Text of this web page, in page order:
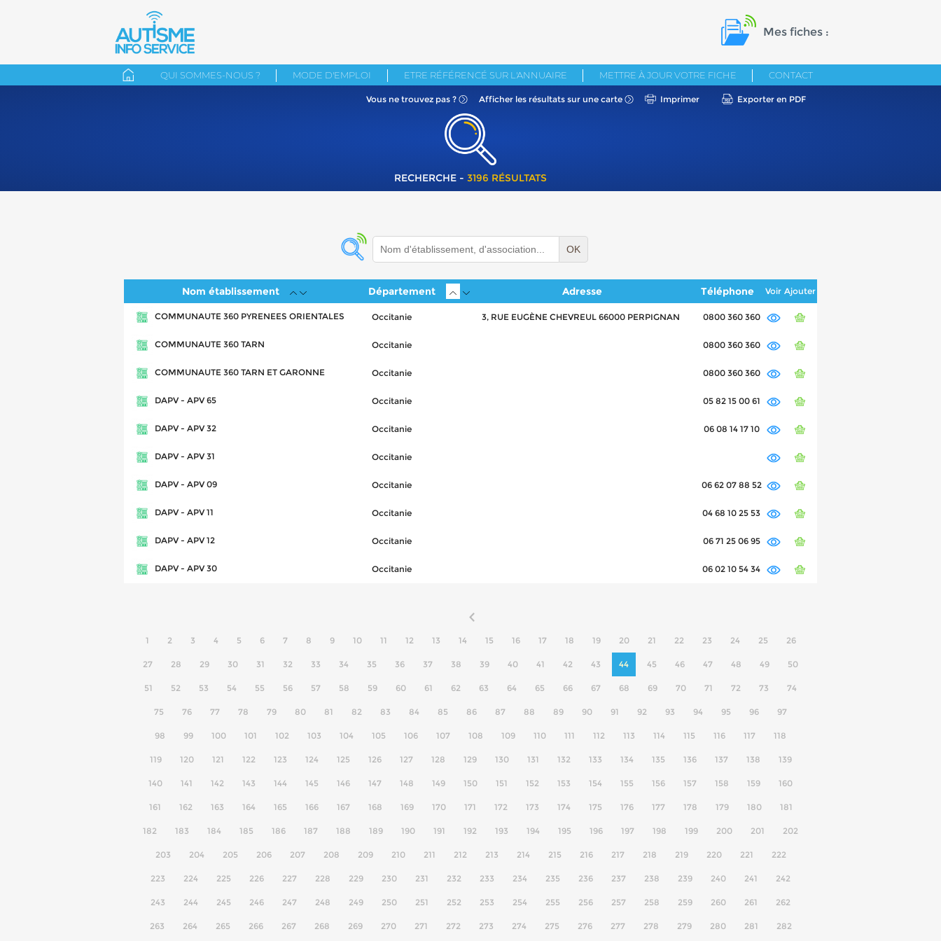
Mes fiches :
QUI SOMMES-NOUS ? MODE D'EMPLOI ETRE RÉFÉRENCÉ SUR L'ANNUAIRE METTRE À JOUR VOTRE FICHE CONTACT
Vous ne trouvez pas ? Afficher les résultats sur une carte Imprimer Exporter en PDF
RECHERCHE - 3196 RÉSULTATS
OK
Nom établissement Département Adresse Téléphone Voir Ajouter
COMMUNAUTE 360 PYRENEES ORIENTALES Occitanie 3, RUE EUGÈNE CHEVREUL 66000 PERPIGNAN 0800 360 360
COMMUNAUTE 360 TARN Occitanie 0800 360 360
COMMUNAUTE 360 TARN ET GARONNE Occitanie 0800 360 360
DAPV - APV 65 Occitanie 05 82 15 00 61
DAPV - APV 32 Occitanie 06 08 14 17 10
DAPV - APV 31 Occitanie
DAPV - APV 09 Occitanie 06 62 07 88 52
DAPV - APV 11 Occitanie 04 68 10 25 53
DAPV - APV 12 Occitanie 06 71 25 06 95
DAPV - APV 30 Occitanie 06 02 10 54 34
1 2 3 4 5 6 7 8 9 10 11 12 13 14 15 16 17 18 19 20 21 22 23 24 25 26
27 28 29 30 31 32 33 34 35 36 37 38 39 40 41 42 43 44 45 46 47 48 49 50
51 52 53 54 55 56 57 58 59 60 61 62 63 64 65 66 67 68 69 70 71 72 73 74
75 76 77 78 79 80 81 82 83 84 85 86 87 88 89 90 91 92 93 94 95 96 97
98 99 100 101 102 103 104 105 106 107 108 109 110 111 112 113 114 115 116 117 118
119 120 121 122 123 124 125 126 127 128 129 130 131 132 133 134 135 136 137 138 139
140 141 142 143 144 145 146 147 148 149 150 151 152 153 154 155 156 157 158 159 160
161 162 163 164 165 166 167 168 169 170 171 172 173 174 175 176 177 178 179 180 181
182 183 184 185 186 187 188 189 190 191 192 193 194 195 196 197 198 199 200 201 202
203 204 205 206 207 208 209 210 211 212 213 214 215 216 217 218 219 220 221 222
223 224 225 226 227 228 229 230 231 232 233 234 235 236 237 238 239 240 241 242
243 244 245 246 247 248 249 250 251 252 253 254 255 256 257 258 259 260 261 262
263 264 265 266 267 268 269 270 271 272 273 274 275 276 277 278 279 280 281 282